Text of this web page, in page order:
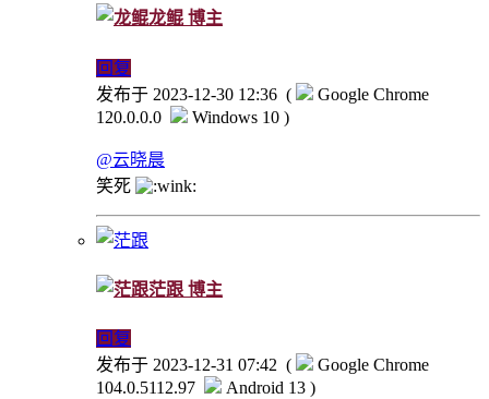
龙鲲博主
回复
发布于 2023-12-30 12:36 (
Google Chrome
120.0.0.0
Windows 10 )
@云晓晨
笑死
茫跟 博主
回复
发布于 2023-12-31 07:42 (
Google Chrome
104.0.5112.97
Android 13 )